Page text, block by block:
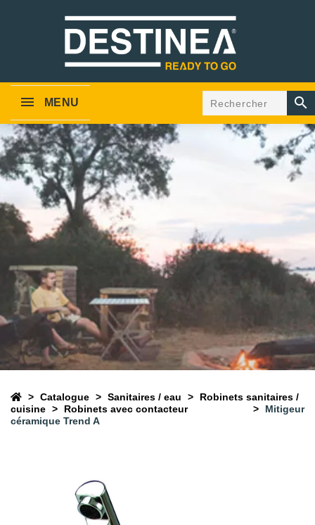
MENU 
Catalogue Sanitaires / eau
Robinets sanitaires /
cuisine
Robinets avec contacteur
Mitigeur
céramique Trend A